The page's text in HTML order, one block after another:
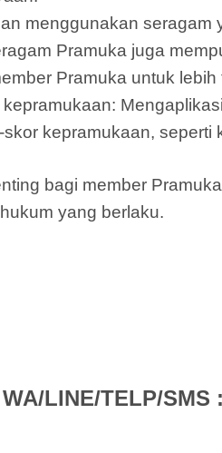
menggunakan
Pramuka juga
Pramuka untuk
kepramukaan,
bagi member
yang berlaku.
LINE/TELP/SMS